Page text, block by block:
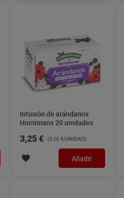
Infusión de arándanos
Hornimans 20 unidades
3,25 € (0,16 €/UNIDAD)
Añadir